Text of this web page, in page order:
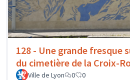
128 - Une grande fresque
du cimetière de la Croix-
Ville de Lyon 0 0